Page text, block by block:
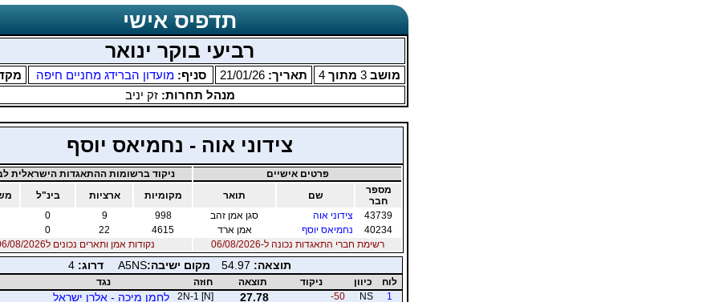
תדפיס אישי
רביעי בוקר ינואר
מושב 3 מתוך 4 תאריך: 21/01/26 סניף:מועדון הברידג מחניים חיפה
מנהל תחרות:זק יניב
צידוני אוה - נחמיאס יוסף
פרטים אישיים
ניקוד ברשומות ההתאגדות הישראלית
מספר
חבר
שם תואר מקומיות ארציות בינ"ל
43739
צידוני אוה סגן אמן זהב 998
9
0
40234
נחמיאס יוסף אמן ארד 4615
22
0
רשימת חברי התאגדות נכונה ל-06/08/2026
נקודות אמן ותארים נכונים ל06/08/2026
תוצאה: 54.97 מקום ישיבה:A5NS דרוג: 4
לוח כיוון ניקוד תוצאה חוזה
נגד
1
NS
-50
27.78
2N-1 [N] לחמן מיכה - אלרן ישראל